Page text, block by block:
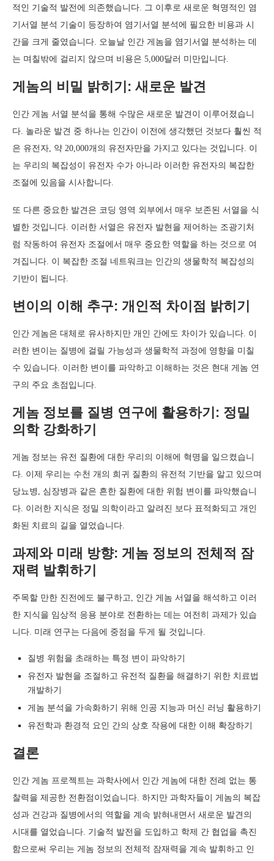
적인 기술적 발전에 의존했습니다. 그 이후로 새로운 혁명적인 염
기서열 분석 기술이 등장하여 염기서열 분석에 필요한 비용과 시
간을 크게 줄였습니다. 오늘날 인간 게놈을 염기서열 분석하는 데
는 며칠밖에 걸리지 않으며 비용은 5,000달러 미만입니다.
게놈의 비밀 밝히기: 새로운 발견
인간 게놈 서열 분석을 통해 수많은 새로운 발견이 이루어졌습니
다. 놀라운 발견 중 하나는 인간이 이전에 생각했던 것보다 훨씬 적
은 유전자, 약 20,000개의 유전자만을 가지고 있다는 것입니다. 이
는 우리의 복잡성이 유전자 수가 아니라 이러한 유전자의 복잡한
조절에 있음을 시사합니다.
또 다른 중요한 발견은 코딩 영역 외부에서 매우 보존된 서열을 식
별한 것입니다. 이러한 서열은 유전자 발현을 제어하는 조광기처
럼 작동하여 유전자 조절에서 매우 중요한 역할을 하는 것으로 여
겨집니다. 이 복잡한 조절 네트워크는 인간의 생물학적 복잡성의
기반이 됩니다.
변이의 이해 추구: 개인적 차이점 밝히기
인간 게놈은 대체로 유사하지만 개인 간에도 차이가 있습니다. 이
러한 변이는 질병에 걸릴 가능성과 생물학적 과정에 영향을 미칠
수 있습니다. 이러한 변이를 파악하고 이해하는 것은 현대 게놈 연
구의 주요 초점입니다.
게놈 정보를 질병 연구에 활용하기: 정밀
의학 강화하기
게놈 정보는 유전 질환에 대한 우리의 이해에 혁명을 일으켰습니
다. 이제 우리는 수천 개의 희귀 질환의 유전적 기반을 알고 있으며
당뇨병, 심장병과 같은 흔한 질환에 대한 위험 변이를 파악했습니
다. 이러한 지식은 정밀 의학이라고 알려진 보다 표적화되고 개인
화된 치료의 길을 열었습니다.
과제와 미래 방향: 게놈 정보의 전체적 잠
재력 발휘하기
주목할 만한 진전에도 불구하고, 인간 게놈 서열을 해석하고 이러
한 지식을 임상적 응용 분야로 전환하는 데는 여전히 과제가 있습
니다. 미래 연구는 다음에 중점을 두게 될 것입니다.
질병 위험을 초래하는 특정 변이 파악하기
유전자 발현을 조절하고 유전적 질환을 해결하기 위한 치료법
개발하기
게놈 분석을 가속화하기 위해 인공 지능과 머신 러닝 활용하기
유전학과 환경적 요인 간의 상호 작용에 대한 이해 확장하기
결론
인간 게놈 프로젝트는 과학사에서 인간 게놈에 대한 전례 없는 통
찰력을 제공한 전환점이었습니다. 하지만 과학자들이 게놈의 복잡
성과 건강과 질병에서의 역할을 계속 밝혀내면서 새로운 발견의
시대를 열었습니다. 기술적 발전을 도입하고 학제 간 협업을 촉진
함으로써 우리는 게놈 정보의 전체적 잠재력을 계속 발휘하고 인